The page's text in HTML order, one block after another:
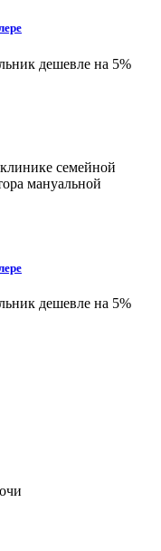
дешевле на 5%
семейной
мануальной
дешевле на 5%